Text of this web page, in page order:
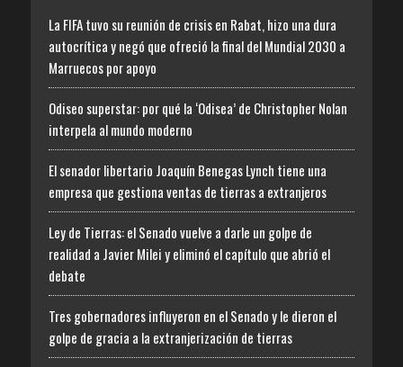
La FIFA tuvo su reunión de crisis en Rabat, hizo una dura
autocrítica y negó que ofreció la final del Mundial 2030 a
Marruecos por apoyo
Odiseo superstar: por qué la ‘Odisea’ de Christopher Nolan
interpela al mundo moderno
El senador libertario Joaquín Benegas Lynch tiene una
empresa que gestiona ventas de tierras a extranjeros
Ley de Tierras: el Senado vuelve a darle un golpe de
realidad a Javier Milei y eliminó el capítulo que abrió el
debate
Tres gobernadores influyeron en el Senado y le dieron el
golpe de gracia a la extranjerización de tierras